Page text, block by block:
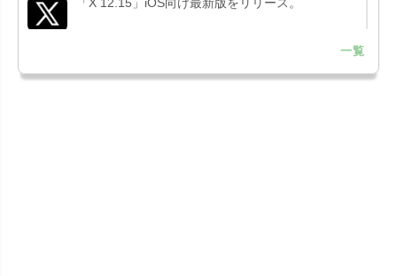
Liguid G...
一覧